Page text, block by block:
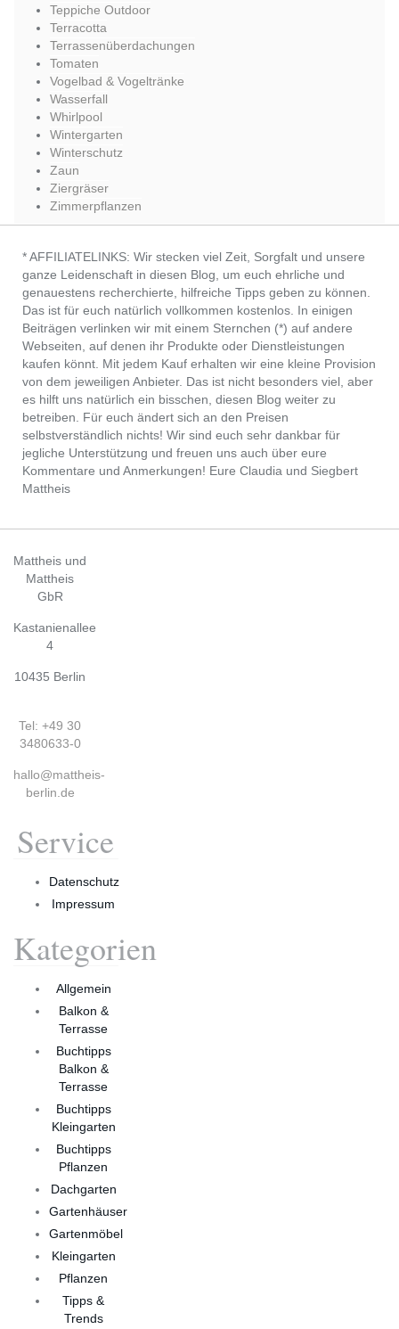
Teppiche Outdoor
Terracotta
Terrassenüberdachungen
Tomaten
Vogelbad & Vogeltränke
Wasserfall
Whirlpool
Wintergarten
Winterschutz
Zaun
Ziergräser
Zimmerpflanzen
* AFFILIATELINKS: Wir stecken viel Zeit, Sorgfalt und unsere
ganze Leidenschaft in diesen Blog, um euch ehrliche und
genauestens recherchierte, hilfreiche Tipps geben zu können.
Das ist für euch natürlich vollkommen kostenlos. In einigen
Beiträgen verlinken wir mit einem Sternchen (*) auf andere
Webseiten, auf denen ihr Produkte oder Dienstleistungen
kaufen könnt. Mit jedem Kauf erhalten wir eine kleine Provision
von dem jeweiligen Anbieter. Das ist nicht besonders viel, aber
es hilft uns natürlich ein bisschen, diesen Blog weiter zu
betreiben. Für euch ändert sich an den Preisen
selbstverständlich nichts! Wir sind euch sehr dankbar für
jegliche Unterstützung und freuen uns auch über eure
Kommentare und Anmerkungen! Eure Claudia und Siegbert
Mattheis
Mattheis und
Mattheis
GbR
Kastanienallee
4
10435 Berlin
Tel: +49 30
3480633-0
hallo@mattheis-
berlin.de
Service
Datenschutz
Impressum
Kategorien
Allgemein
Balkon &
Terrasse
Buchtipps
Balkon &
Terrasse
Buchtipps
Kleingarten
Buchtipps
Pflanzen
Dachgarten
Gartenhäuser
Gartenmöbel
Kleingarten
Pflanzen
Tipps &
Trends